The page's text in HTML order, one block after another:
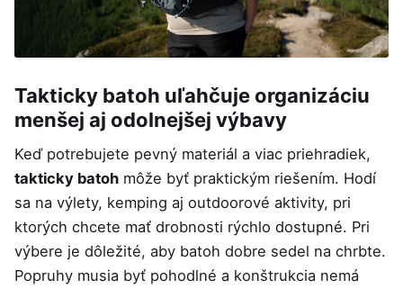
Takticky batoh uľahčuje organizáciu
menšej aj odolnejšej výbavy
Keď potrebujete pevný materiál a viac priehradiek,
takticky batoh môže byť praktickým riešením. Hodí
sa na výlety, kemping aj outdoorové aktivity, pri
ktorých chcete mať drobnosti rýchlo dostupné. Pri
výbere je dôležité, aby batoh dobre sedel na chrbte.
Popruhy musia byť pohodlné a konštrukcia nemá